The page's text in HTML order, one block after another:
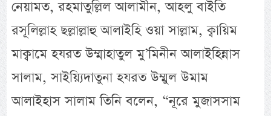
নেয়ামত, রহমাতুল্লিল আলামীন, আহলু বাইতি
রসূলিল্লাহ ছল্লাল্লাহু আলাইহি ওয়া সাল্লাম, ক্বায়িম
মাক্বামে হযরত উম্মাহাতুল মু’মিনীন আলাইহিন্নাস
সালাম, সাইয়্যিদাতুনা হযরত উম্মুল উমাম
আলাইহাস সালাম তিনি বলেন, “নূরে মুজাসসাম